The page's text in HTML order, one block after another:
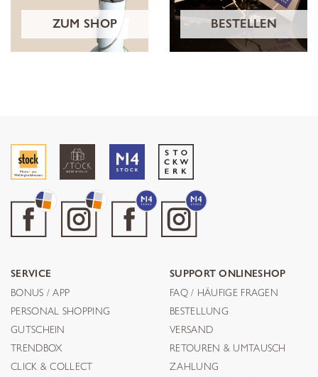
ZUM SHOP BESTELLEN
SERVICE
BONUS / APP
PERSONAL SHOPPING
GUTSCHEIN
TRENDBOX
CLICK & COLLECT
SUPPORT ONLINESHOP
FAQ / HÄUFIGE FRAGEN
BESTELLUNG
VERSAND
RETOUREN & UMTAUSCH
ZAHLUNG